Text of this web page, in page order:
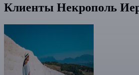
Клиенты Некрополь